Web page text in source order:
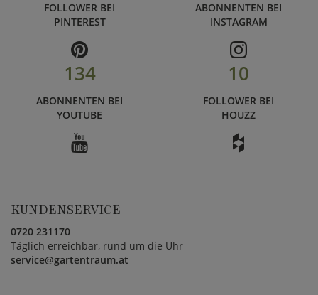
FOLLOWER BEI
PINTEREST
ABONNENTEN BEI
INSTAGRAM
134
ABONNENTEN BEI
YOUTUBE
10
FOLLOWER BEI
HOUZZ
KUNDENSERVICE
0720 231170
Täglich erreichbar, rund um die Uhr
service@gartentraum.at